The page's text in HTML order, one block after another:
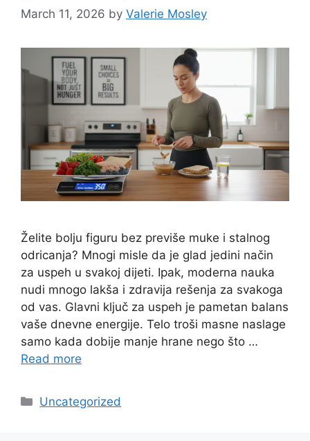
March 11, 2026 by Valerie Mosley
Želite bolju figuru bez previše muke i stalnog
odricanja? Mnogi misle da je glad jedini način
za uspeh u svakoj dijeti. Ipak, moderna nauka
nudi mnogo lakša i zdravija rešenja za svakoga
od vas. Glavni ključ za uspeh je pametan balans
vaše dnevne energije. Telo troši masne naslage
samo kada dobije manje hrane nego što …
Read more
Categories
Uncategorized